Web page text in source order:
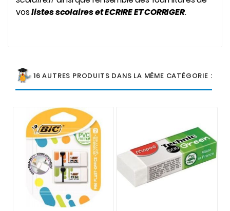
voslistes scolaires et ECRIRE ET CORRIGER.
16 AUTRES PRODUITS DANS LA MÊME CATÉGORIE :